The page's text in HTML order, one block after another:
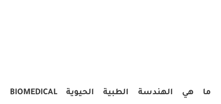
ما هي الهندسة الطبية الحيوية BIOMEDICAL